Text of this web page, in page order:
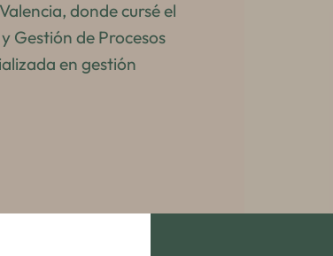
donde cursé el
Gestión de Procesos
en gestión